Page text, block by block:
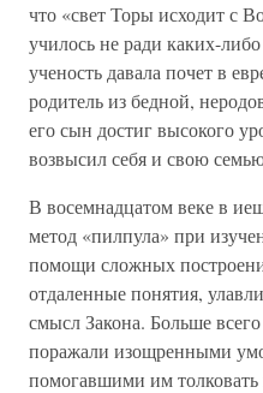
что «свет Торы исходит с
училось не ради каких-
ученость давала почет в
родитель из бедной,
его сын достиг высокого
возвысил себя и свою
В восемнадцатом веке в
метод «пилпула» при
помощи сложных
отдаленные понятия,
смысл Закона. Больше
поражали изощренными
помогавшими им